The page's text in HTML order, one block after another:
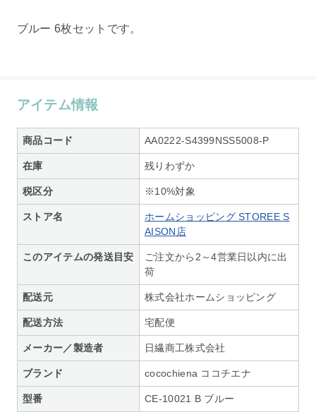
ブルー 6枚セットです。
アイテム情報
商品コード AA0222-S4399NSS5008-P
在庫 残りわずか
税区分 ※10%対象
ストア名
ホームショッピング STOREE S
AISON店
このアイテムの発送目安
ご注文から2～4営業日以内に出
荷
配送元 株式会社ホームショッピング
配送方法 宅配便
メーカー／製造者 日繊商工株式会社
ブランド cocochiena ココチエナ
型番 CE-10021 B ブルー